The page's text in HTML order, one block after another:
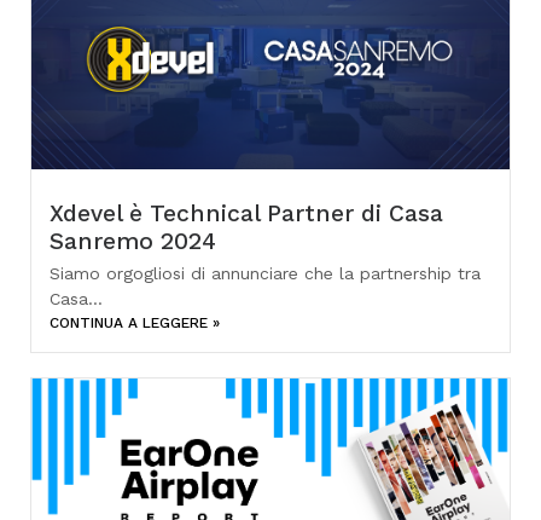
Xdevel è Technical Partner di Casa
Sanremo 2024
Siamo orgogliosi di annunciare che la partnership tra
Casa...
CONTINUA A LEGGERE »